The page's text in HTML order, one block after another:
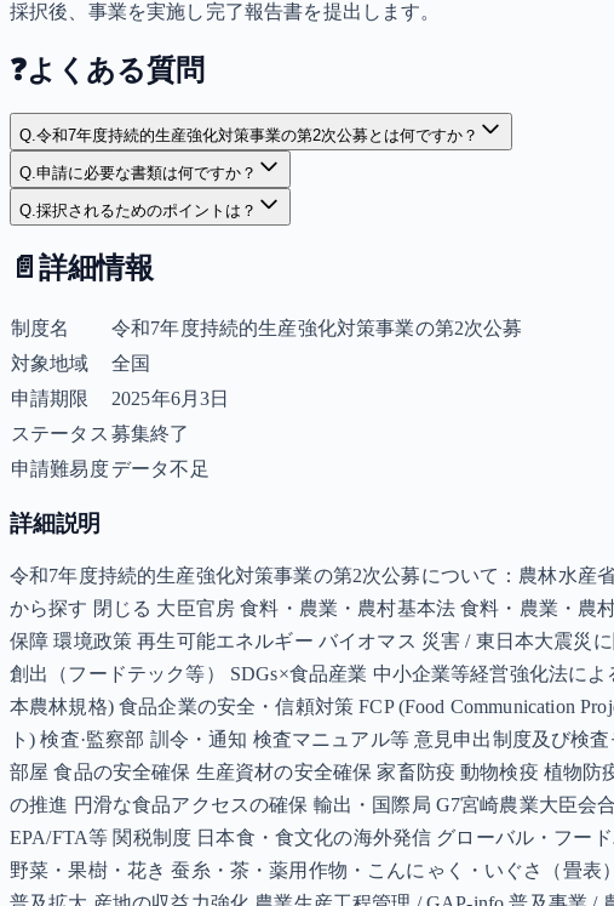
採択後、事業を実施し完了報告書を提出します。
❓よくある質問
Q.令和7年度持続的生産強化対策事業の第2次公募とは何ですか？
Q.申請に必要な書類は何ですか？
Q.採択されるためのポイントは？
📄 詳細情報
制度名
令和7年度持続的生産強化対策事業の第2次公募
対象地域
全国
申請期限
2025年6月3日
ステータス 募集終了
申請難易度データ不足
詳細説明
令和7年度持続的生産強化対策事業の第2次公募について：農林水産
から探す 閉じる 大臣官房 食料・農業・農村基本法 食料・農業・農
保障 環境政策 再生可能エネルギー バイオマス 災害 / 東日本大震災
創出（フードテック等） SDGs×食品産業 中小企業等経営強化法に
本農林規格) 食品企業の安全・信頼対策 FCP (Food Communication
ト) 検査·監察部 訓令・通知 検査マニュアル等 意見申出制度及び検
部屋 食品の安全確保 生産資材の安全確保 家畜防疫 動物検疫 植物
の推進 円滑な食品アクセスの確保 輸出・国際局 G7宮崎農業大臣会
EPA/FTA等 関税制度 日本食・食文化の海外発信 グローバル・フー
野菜・果樹・花き 蚕糸・茶・薬用作物・こんにゃく・いぐさ（畳